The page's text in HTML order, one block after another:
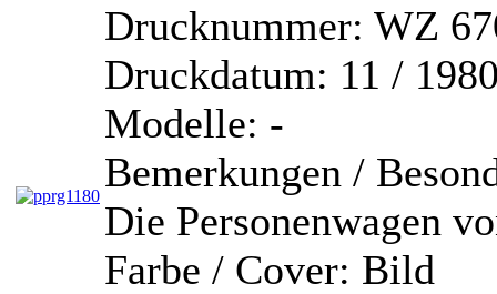
Drucknummer: WZ
Druckdatum: 11 /
Modelle: -
Bemerkungen /
Die Personenwagen
Farbe / Cover: Bild